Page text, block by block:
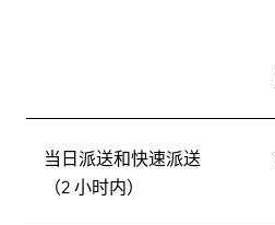
当日派送和快速派送
（2 小时内）